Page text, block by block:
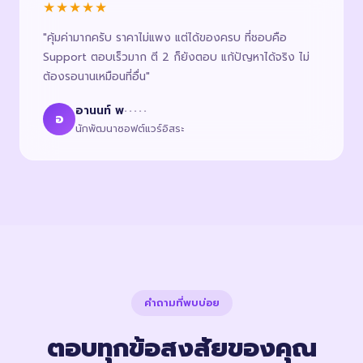
★★★★★
"คุ้มค่ามากครับ ราคาไม่แพง แต่ได้ของครบ ที่ชอบคือ
Support ตอบเร็วมาก ตี 2 ก็ยังตอบ แก้ปัญหาได้จริง ไม่
ต้องรอนานเหมือนที่อื่น"
อ อานนท์ พ·····
นักพัฒนาซอฟต์แวร์อิสระ
คำถามที่พบบ่อย
ตอบทุกข้อสงสัยของคุณ